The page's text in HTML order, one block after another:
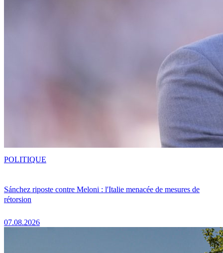
Sánchez riposte contre Meloni : l'Italie menacée de mesures de
rétorsion
07.08.2026
POLITIQUE